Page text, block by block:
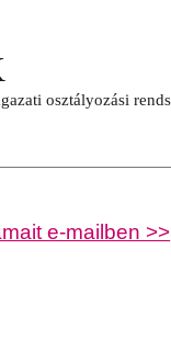
e-mailben >>